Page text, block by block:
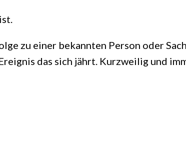
ist.
zu einer bekannten Person oder
das sich jährt. Kurzweilig und